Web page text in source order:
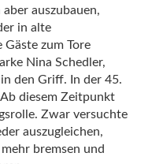
auszubauen,
in alte
Gäste zum Tore
Nina Schedler,
den Griff. In der 45.
diesem Zeitpunkt
Zwar versuchte
auszugleichen,
bremsen und